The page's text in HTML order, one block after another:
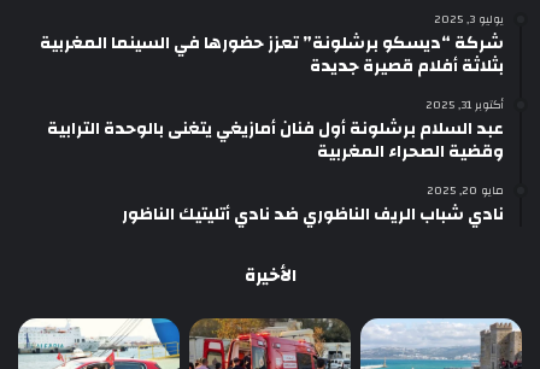
يوليو 3, 2025
شركة “ديسكو برشلونة” تعزز حضورها في السينما المغربية
بثلاثة أفلام قصيرة جديدة
أكتوبر 31, 2025
عبد السلام برشلونة أول فنان أمازيغي يتغنى بالوحدة الترابية
وقضية الصحراء المغربية
مايو 20, 2025
نادي شباب الريف الناظوري ضد نادي أتليتيك الناظور
الأخيرة